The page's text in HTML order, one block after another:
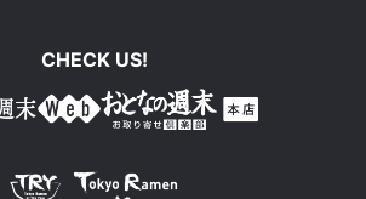
CHECK US!